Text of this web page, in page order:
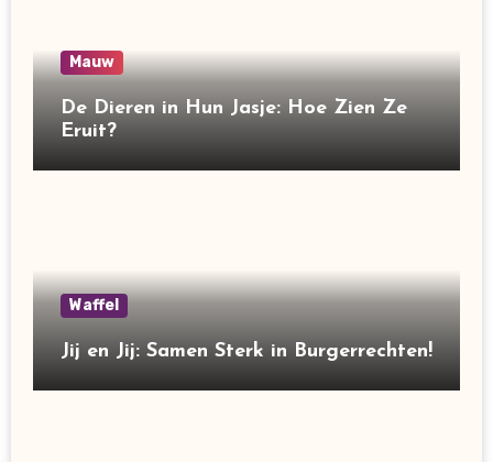
Mauw
De Dieren in Hun Jasje: Hoe Zien Ze
Eruit?
Waffel
Jij en Jij: Samen Sterk in Burgerrechten!